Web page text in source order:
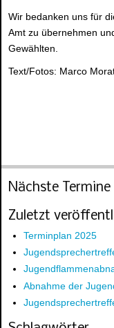
Wir bedanken uns für
Amt zu übernehmen
Gewählten.
Text/Fotos: Marco
Nächste Termine
Zuletzt
Terminplan 2025
Abnahme der